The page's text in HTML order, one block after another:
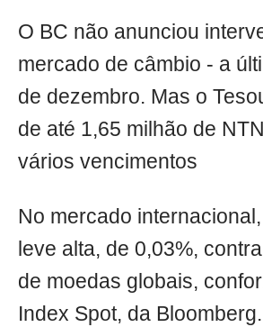
O BC não anunciou
mercado de câmbio - a
de dezembro. Mas o
de até 1,65 milhão de
vários vencimentos
No mercado
leve alta, de 0,03%,
de moedas globais,
Index Spot, da